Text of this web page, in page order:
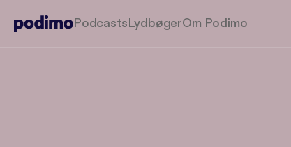
PodcastsLydbøgerOm Podimo